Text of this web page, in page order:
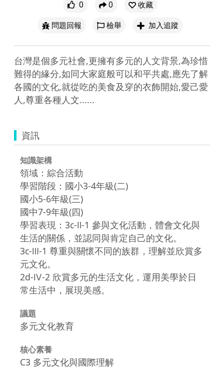
0 0
收藏
問題回報
檢舉 加入追蹤
台灣是個多元社會,更擁有多元的人文背景,為珍惜
難得的緣分,如同大家庭般可以和平共處,應先了解
各國的文化,就從吃的美食及穿的衣飾開始,愛己愛
資訊
知識架構
領域：綜合活動
學習階段：國小3-4年級(二)
國小5-6年級(三)
國中7-9年級(四)
學習表現：3c-Ⅱ-1 參與文化活動，體會文化與
生活的關係，並認同與肯定自己的文化。
3c-Ⅲ-1 尊重與關懷不同的族群，理解並欣賞多
元文化。
2d-Ⅳ-2 欣賞多元的生活文化，運用美學於日
常生活中，展現美感。
議題
多元文化教育
核心素養
C3 多元文化與國際理解